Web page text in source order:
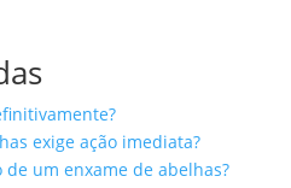
exige ação imediata?
um enxame de abelhas?